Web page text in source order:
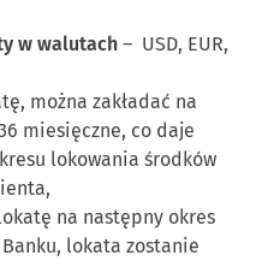
w walutach – USD, EUR,
można zakładać na
miesięczne, co daje
lokowania środków
na następny okres
lokata zostanie